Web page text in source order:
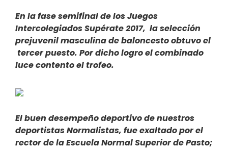
En la fase semifinal de los Juegos
Intercolegiados Supérate 2017, la selección
prejuvenil masculina de baloncesto obtuvo el
tercer puesto. Por dicho logro el combinado
luce contento el trofeo.
El buen desempeño deportivo de nuestros
deportistas Normalistas, fue exaltado por el
rector de la Escuela Normal Superior de Pasto;